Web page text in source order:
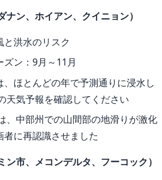
ン、ホイアン、クイニョン）
洪水のリスク
ズン：9月～11月
ほとんどの年で予測通りに浸水し
天気予報を確認してください
、中部州での山間部の地滑りが激化
者に再認識させました
市、メコンデルタ、フーコック）